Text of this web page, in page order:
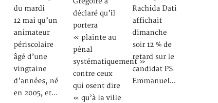
du mardi
12 mai qu’un
animateur
périscolaire
âgé d’une
vingtaine
d’années, né
en 2005, et…
déclaré qu’il
portera
« plainte au
pénal
systématiquement »
contre ceux
qui osent dire
« qu’à la ville
Rachida Dati
affichait
dimanche
soir 12 % de
retard sur le
candidat PS
Emmanuel…